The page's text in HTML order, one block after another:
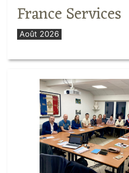
France Services
Août 2026